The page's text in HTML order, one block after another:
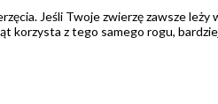
Jeśli Twoje zwierzę zawsze leży
korzysta z tego samego rogu,